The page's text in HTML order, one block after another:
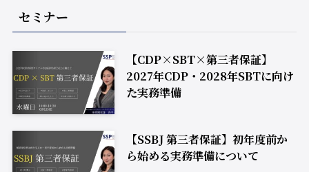
セミナー
【CDP×SBT×第三者保証】
2027年CDP・2028年SBTに向け
た実務準備
【SSBJ 第三者保証】初年度前か
ら始める実務準備について